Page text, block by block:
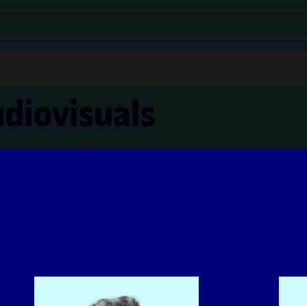
UOC han estat coordinats per la